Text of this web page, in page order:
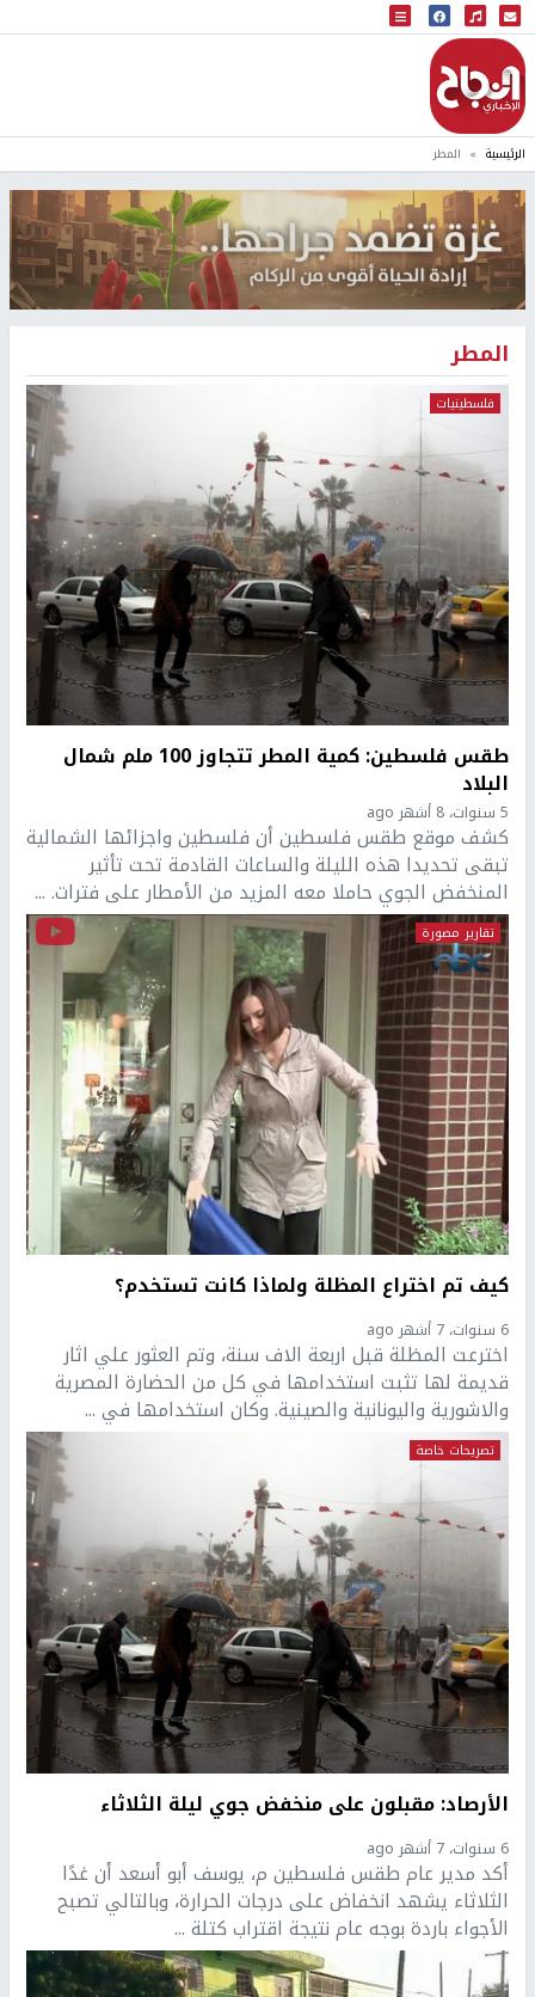
البث المباشر
إذاعة النجاح
الرئيسية المطر
المطر
فلسطينيات
طقس فلسطين: كمية المطر تتجاوز 100 ملم شمال
البلاد
5 سنوات، 8 أشهر ago
كشف موقع طقس فلسطين أن فلسطين واجزائها الشمالية
تبقى تحديدا هذه الليلة والساعات القادمة تحت تأثير
المنخفض الجوي حاملا معه المزيد من الأمطار على فترات. ...
تقارير مصورة
كيف تم اختراع المظلة ولماذا كانت تستخدم؟
6 سنوات، 7 أشهر ago
اخترعت المظلة قبل اربعة الاف سنة، وتم العثور علي اثار
قديمة لها تثبت استخدامها في كل من الحضارة المصرية
والاشورية واليونانية والصينية. وكان استخدامها في ...
تصريحات خاصة
الأرصاد: مقبلون على منخفض جوي ليلة الثلاثاء
6 سنوات، 7 أشهر ago
أكد مدير عام طقس فلسطين م، يوسف أبو أسعد أن غدًا
الثلاثاء يشهد انخفاض على درجات الحرارة، وبالتالي تصبح
الأجواء باردة بوجه عام نتيجة اقتراب كتلة ...